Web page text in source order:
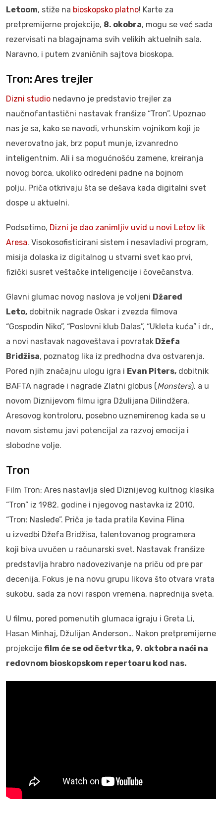
Letoom, stiže na bioskopsko platno! Karte za
pretpremijerne projekcije, 8. okobra, mogu se već sada
rezervisati na blagajnama svih velikih aktuelnih sala.
Naravno, i putem zvaničnih sajtova bioskopa.
Tron: Ares trejler
Dizni studio nedavno je predstavio trejler za
naučnofantastični nastavak franšize “Tron”. Upoznao
nas je sa, kako se navodi, vrhunskim vojnikom koji je
neverovatno jak, brz poput munje, izvanredno
inteligentnim. Ali i sa mogućnošću zamene, kreiranja
novog borca, ukoliko određeni padne na bojnom
polju. Priča otkrivaju šta se dešava kada digitalni svet
dospe u aktuelni.
Podsetimo, Dizni je dao zanimljiv uvid u novi Letov lik
Aresa. Visokosofisticirani sistem i nesavladivi program,
misija dolaska iz digitalnog u stvarni svet kao prvi,
fizički susret veštačke inteligencije i čovečanstva.
Glavni glumac novog naslova je voljeni Džared
Leto, dobitnik nagrade Oskar i zvezda filmova
“Gospodin Niko”, “Poslovni klub Dalas”, “Ukleta kuća” i dr.,
a novi nastavak nagoveštava i povratak Džefa
Bridžisa, poznatog lika iz predhodna dva ostvarenja.
Pored njih značajnu ulogu igra i Evan Piters, dobitnik
BAFTA nagrade i nagrade Zlatni globus (Monsters), a u
novom Diznijevom filmu igra Džulijana Dilindžera,
Aresovog kontroloru, posebno uznemirenog kada se u
novom sistemu javi potencijal za razvoj emocija i
slobodne volje.
Tron
Film Tron: Ares nastavlja sled Diznijevog kultnog klasika
“Tron” iz 1982. godine i njegovog nastavka iz 2010.
“Tron: Nasleđe”. Priča je tada pratila Kevina Flina
u izvedbi Džefa Bridžisa, talentovanog programera
koji biva uvučen u računarski svet. Nastavak franšize
predstavlja hrabro nadovezivanje na priču od pre par
decenija. Fokus je na novu grupu likova što otvara vrata
sukobu, sada za novi raspon vremena, naprednija sveta.
U filmu, pored pomenutih glumaca igraju i Greta Li,
Hasan Minhaj, Džulijan Anderson… Nakon pretpremijerne
projekcije film će se od četvrtka, 9. oktobra naći na
redovnom bioskopskom repertoaru kod nas.